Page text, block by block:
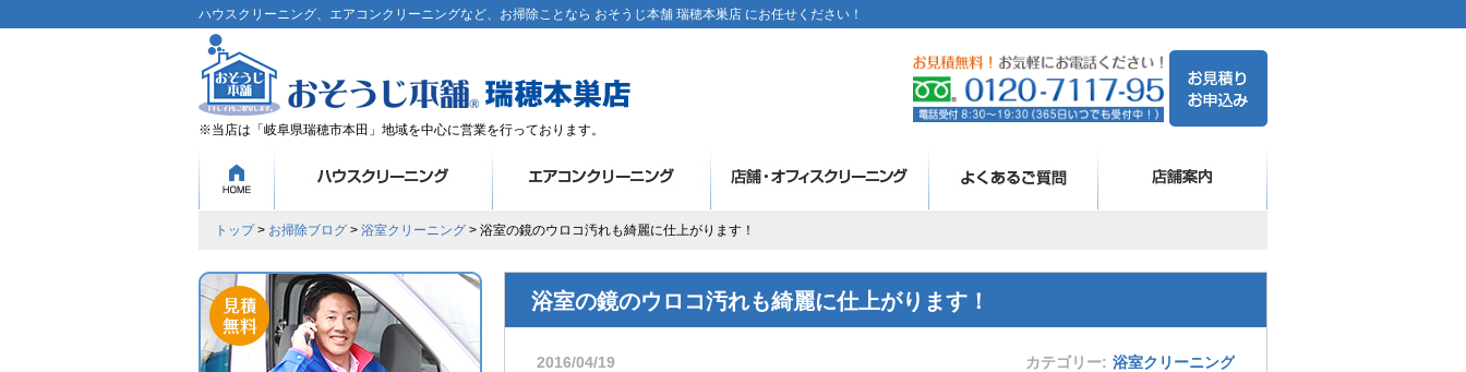
ハウスクリーニング、エアコンクリーニングなど、お掃除ことなら おそうじ本舗 瑞穂本巣店 にお任せください！
※当店は「岐阜県瑞穂市本田」地域を中心に営業を行っております。
トップ> お掃除ブログ > 浴室クリーニング > 浴室の鏡のウロコ汚れも綺麗に仕上がります！
浴室の鏡のウロコ汚れも綺麗に仕上がります！
2016/04/19 カテゴリー 浴室クリーニング